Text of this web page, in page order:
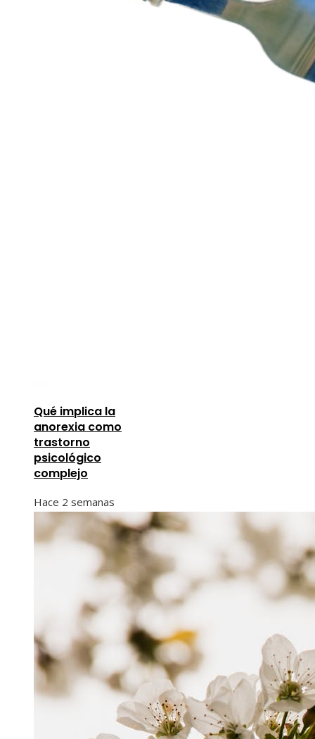
Qué implica la
anorexia como
trastorno
psicológico
complejo
Hace 2 semanas